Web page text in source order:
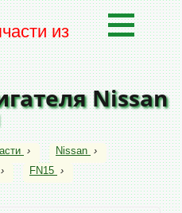
из
Nissan
› Nissan ›
› FN15 ›